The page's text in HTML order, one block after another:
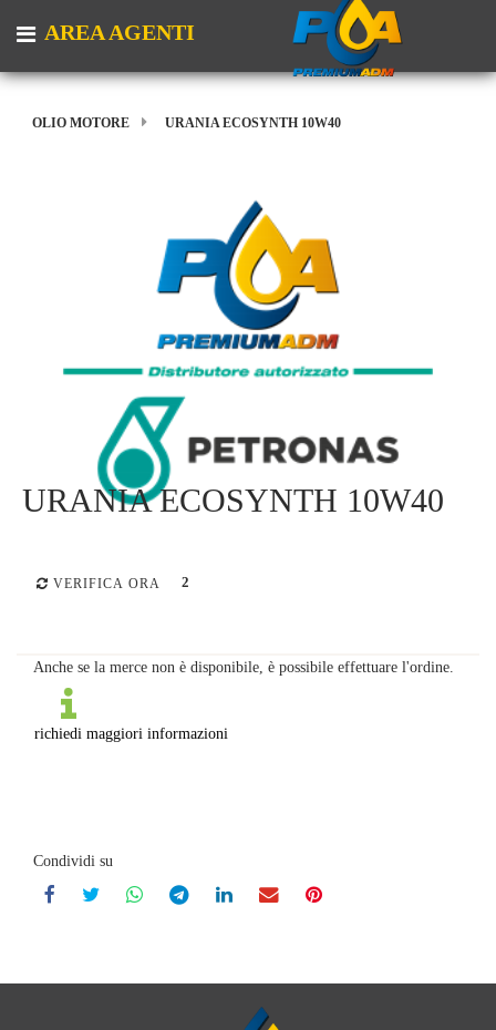
Open menu
AREA AGENTI
OLIO MOTORE URANIA ECOSYNTH 10W40
URANIA ECOSYNTH 10W40
VERIFICA ORA 2
Anche se la merce non è disponibile, è possibile effettuare l'ordine.
richiedi maggiori informazioni
Condividi su